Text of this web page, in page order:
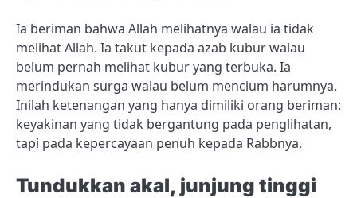
Ia beriman bahwa Allah melihatnya walau ia tidak
melihat Allah. Ia takut kepada azab kubur walau
belum pernah melihat kubur yang terbuka. Ia
merindukan surga walau belum mencium harumnya.
Inilah ketenangan yang hanya dimiliki orang beriman:
keyakinan yang tidak bergantung pada penglihatan,
tapi pada kepercayaan penuh kepada Rabbnya.
Tundukkan akal, junjung tinggi